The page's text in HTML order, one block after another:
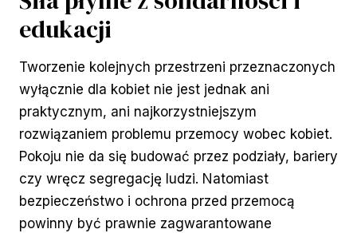
edukacji
Tworzenie kolejnych przestrzeni przeznaczonych
wyłącznie dla kobiet nie jest jednak ani
praktycznym, ani najkorzystniejszym
rozwiązaniem problemu przemocy wobec kobiet.
Pokoju nie da się budować przez podziały, bariery
czy wręcz segregację ludzi. Natomiast
bezpieczeństwo i ochrona przed przemocą
powinny być prawnie zagwarantowane